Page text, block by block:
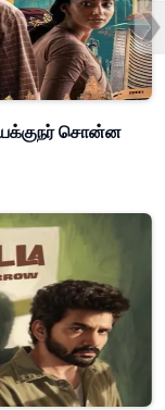
இயக்குநர் சொன்ன